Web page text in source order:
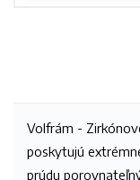
Volfrám -
poskytujú
prúdu